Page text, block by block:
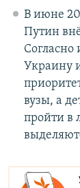
В июне
Путин
Украину
вузы, а
пройти в